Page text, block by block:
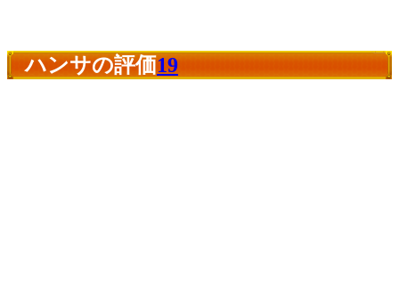
ハンサの評価19